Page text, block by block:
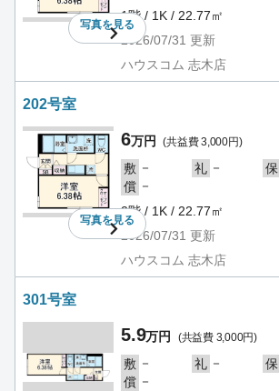
写真を見る
1階 / 1K / 22.77㎡
2026/07/31 更新
ハウスコム 志木店
202号室
写真を見る
6万円 (共益費 3,000円)
敷 － 礼 － 保
償 －
2階 / 1K / 22.77㎡
2026/07/31 更新
ハウスコム 志木店
301号室
5.9万円 (共益費 3,000円)
敷 － 礼 － 保
償 －